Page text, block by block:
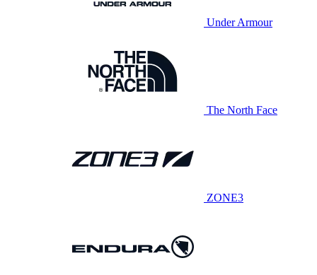
Under Armour
The North Face
ZONE3